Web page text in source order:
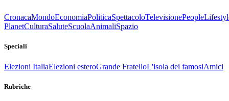
CronacaMondoEconomiaPoliticaSpettacoloTelevisionePeople
PlanetCulturaSaluteScuolaAnimaliSpazio
Speciali
Elezioni ItaliaElezioni esteroGrande FratelloL'isola dei famosiAmici
Rubriche